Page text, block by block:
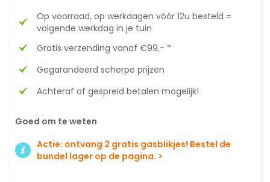
Op voorraad, op werkdagen vóór 12u besteld =
volgende werkdag in je tuin
Gratis verzending vanaf €99,- *
Gegarandeerd scherpe prijzen
Achteraf of gespreid betalen mogelijk!
Goed om te weten
Actie: ontvang 2 gratis gasblikjes! Bestel de
bundel lager op de pagina. >